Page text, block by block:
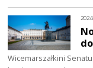
Wicemarszałkini